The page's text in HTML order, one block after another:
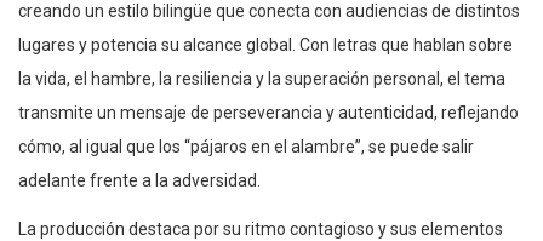
creando un estilo bilingüe que conecta con audiencias de distintos
lugares y potencia su alcance global. Con letras que hablan sobre
la vida, el hambre, la resiliencia y la superación personal, el tema
transmite un mensaje de perseverancia y autenticidad, reflejando
cómo, al igual que los “pájaros en el alambre”, se puede salir
adelante frente a la adversidad.
La producción destaca por su ritmo contagioso y sus elementos